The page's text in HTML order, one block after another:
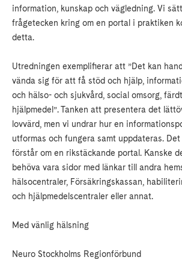
information, kunskap och vägledning. Vi
frågetecken kring om en portal i praktiken
detta.
Utredningen exemplifierar att ”Det kan
vända sig för att få stöd och hjälp,
och hälso- och sjukvård, social omsorg,
hjälpmedel”. Tanken att presentera det
lovvärd, men vi undrar hur en
utformas och fungera samt uppdateras.
förstår om en rikstäckande portal. Kanske
behöva vara sidor med länkar till andra
hälsocentraler, Försäkringskassan,
och hjälpmedelscentraler eller annat.
Med vänlig hälsning
Neuro Stockholms Regionförbund